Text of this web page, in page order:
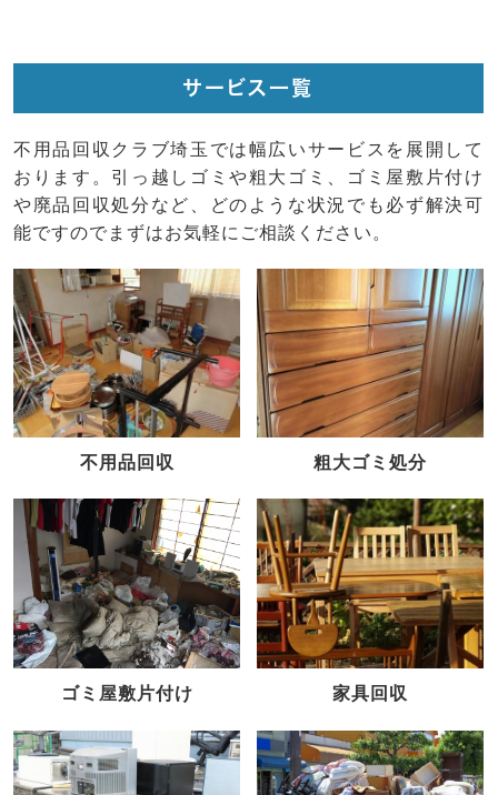
サービス一覧
不用品回収クラブ埼玉では幅広いサービスを展開して
おります。引っ越しゴミや粗大ゴミ、ゴミ屋敷片付け
や廃品回収処分など、どのような状況でも必ず解決可
能ですのでまずはお気軽にご相談ください。
不用品回収 粗大ゴミ処分
ゴミ屋敷片付け 家具回収